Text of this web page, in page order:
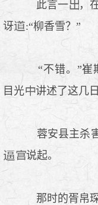
此言一 ，
讶
:“柳香雪？”
“不错。”崔
目光
讲述了这几
蓉安县主杀
说起。
那时的胥帛